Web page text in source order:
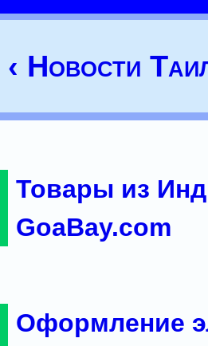
‹ Новости
Товары из
GoaBay.com
Оформление